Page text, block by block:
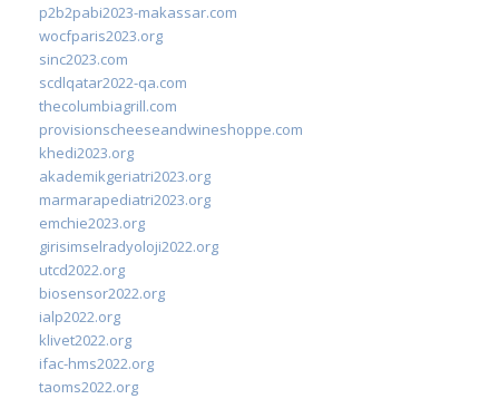
p2b2pabi2023-makassar.com
wocfparis2023.org
sinc2023.com
scdlqatar2022-qa.com
thecolumbiagrill.com
provisionscheeseandwineshoppe.com
khedi2023.org
akademikgeriatri2023.org
marmarapediatri2023.org
emchie2023.org
girisimselradyoloji2022.org
utcd2022.org
biosensor2022.org
ialp2022.org
klivet2022.org
ifac-hms2022.org
taoms2022.org